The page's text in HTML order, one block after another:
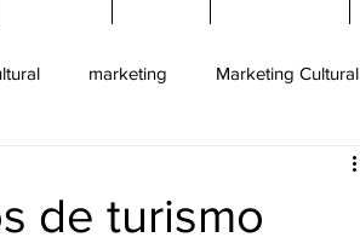
marketing Marketing Cultural
de turismo